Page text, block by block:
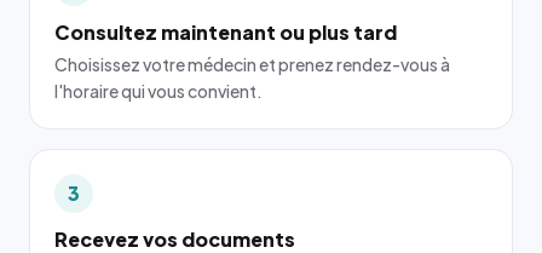
Consultez maintenant ou plus tard
Choisissez votre médecin et prenez rendez-vous à
l'horaire qui vous convient.
3
Recevez vos documents